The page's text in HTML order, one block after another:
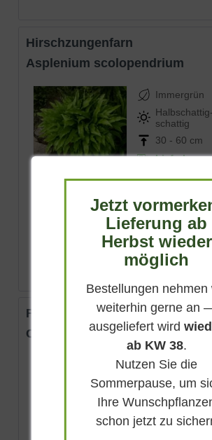
Hirschzungenfarn
Asplenium scolopendrium
Immergrün
Halbschattig-
schattig
30 - 60 cm
Lieferbar
ab
Fortunes Sichel-Farn
Cyrtomium fortunei
Immergrün
bis zu 50 cm
Lieferbar
Jetzt
Lieferung ab
Herbst wieder
möglich
Bestellungen nehmen
weiterhin gerne an
ausgeliefert wird
ab KW 38.
Nutzen Sie die
Sommerpause, um
Ihre
schon jetzt zu